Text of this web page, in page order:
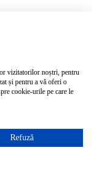
vizitatorilor noștri, pentru
și pentru a vă oferi o
cookie-urile pe care le
Refuză